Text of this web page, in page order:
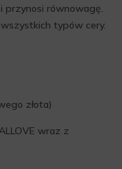
przynosi równowagę.
typów cery.
złota)
wraz z